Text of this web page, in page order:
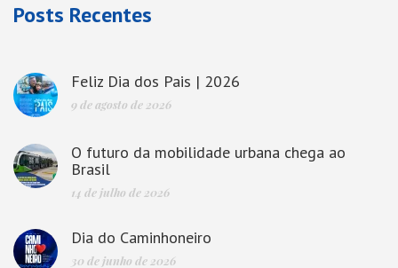
Posts Recentes
Feliz Dia dos Pais | 2026
9 de agosto de 2026
O futuro da mobilidade urbana chega ao
Brasil
14 de julho de 2026
Dia do Caminhoneiro
30 de junho de 2026